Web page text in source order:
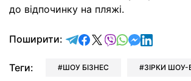
до відпочинку на пляжі.
Поширити: відправити у Telegram
поділитись у
поділитись у X
відправити у
відправити у
Теги: ШОУ БІЗНЕС ЗІРКИ ШОУ-